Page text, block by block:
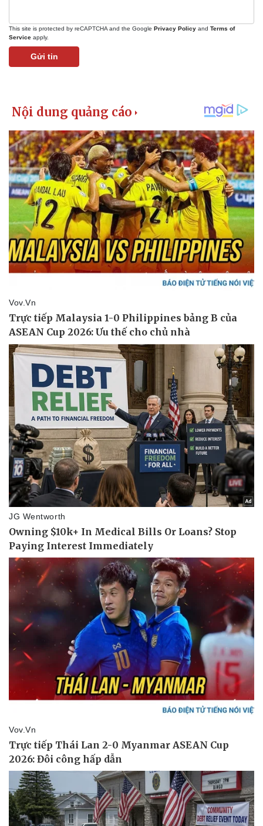
Pháp luật
Vụ án
Tin nóng
Tư vấn luật
Vũ khí
Việt Nam
Phân tích
This site is protected by reCAPTCHA and the Google Privacy Policy and Terms of
Service apply.
Gửi tin